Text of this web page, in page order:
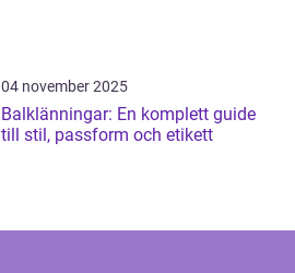
04 november 2025
Balklänningar: En komplett guide
till stil, passform och etikett